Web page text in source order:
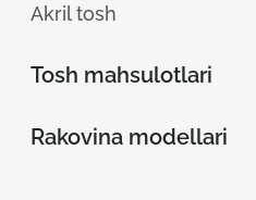
Akril tosh
Tosh mahsulotlari
Rakovina modellari